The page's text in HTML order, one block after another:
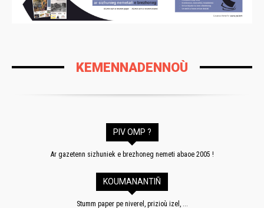
KEMENNADENNOÙ
PIV OMP ?
Ar gazetenn sizhuniek e brezhoneg nemeti abaoe 2005 !
KOUMANANTIÑ
Stumm paper pe niverel, prizioù izel, ...